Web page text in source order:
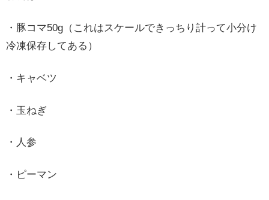
・豚コマ50g（これはスケールできっちり計って小分け
冷凍保存してある）
・キャベツ
・玉ねぎ
・人参
・ピーマン